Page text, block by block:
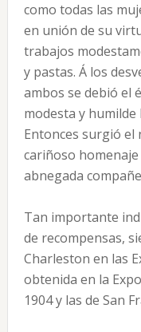
como todas las
en unión de su
trabajos
y pastas. Á los
ambos se debió el
modesta y
Entonces surgió el
cariñoso
abnegada
Tan importante
de recompensas,
Charleston en las
obtenida en la
1904 y las de San